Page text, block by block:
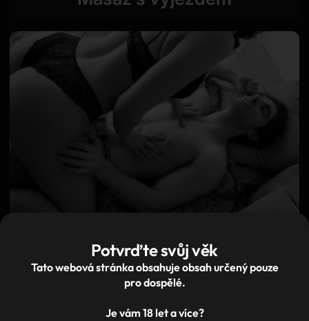
Imperium masáž
Potvrďte svůj věk
Tato webová stránka obsahuje obsah určený pouze
pro dospělé.
Je vám 18 let a více?